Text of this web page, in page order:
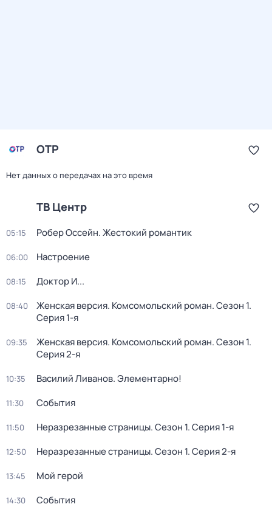
ОТР
Нет данных о передачах на это время
ТВ Центр
05:15 Робер Оссейн. Жестокий романтик
06:00 Настроение
08:15 Доктор И...
08:40 Женская версия. Комсомольский роман. Сезон 1.
Серия 1-я
09:35 Женская версия. Комсомольский роман. Сезон 1.
Серия 2-я
10:35 Василий Ливанов. Элементарно!
11:30 События
11:50 Неразрезанные страницы. Сезон 1. Серия 1-я
12:50 Неразрезанные страницы. Сезон 1. Серия 2-я
13:45 Мой герой
14:30 События